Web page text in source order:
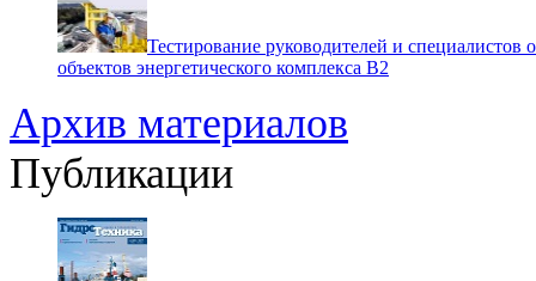
Тестирование руководителей и специалистов
объектов энергетического комплекса В2
Архив материалов
Публикации